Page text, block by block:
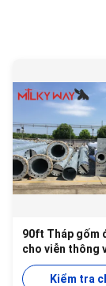
90ft Tháp gốm
cho viễn thông
nhanh và xây
trong nước
Kiểm tra